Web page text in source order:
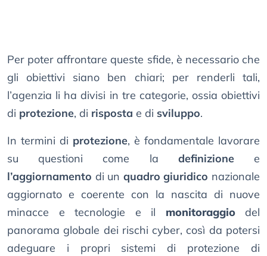
Per poter affrontare queste sfide, è necessario che
gli obiettivi siano ben chiari; per renderli tali,
l’agenzia li ha divisi in tre categorie, ossia obiettivi
di protezione, di risposta e di sviluppo.
In termini di protezione, è fondamentale lavorare
su questioni come la definizionee
l’aggiornamento di un quadro giuridico nazionale
aggiornato e coerente con la nascita di nuove
minacce e tecnologie e il monitoraggio
del
panorama globale dei rischi cyber, così da potersi
adeguare i propri sistemi di protezione di